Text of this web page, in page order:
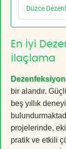
Düzce
En İyi
İlaçlama
Dezenfeksiyon
bir alandır.
beş yıllık
projelerinde,
pratik ve etkili